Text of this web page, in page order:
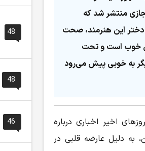
منتشر شد که
دختر این هنرمند، صحت
خوب است و تحت
به خوبی پیش می‌رود
اخیر اخباری درباره
به دلیل عارضه قلبی در
48
48
46